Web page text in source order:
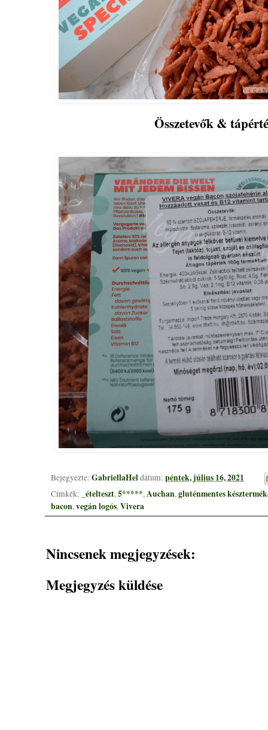
Összetevők &
Bejegyezte: GabriellaHeldátum: péntek, július 16, 2021
Címkék: _ételteszt,5*****,Auchan,gluténmentes
bacon,vegán logós,Vivera
Nincsenek megjegyzések:
Megjegyzés küldése